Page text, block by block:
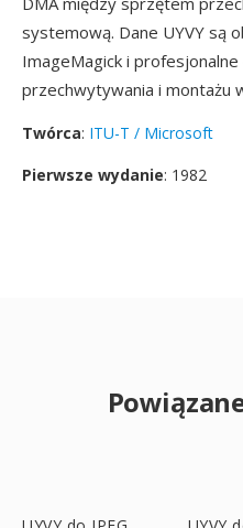
systemową. Dane UYVY są
ImageMagick i
przechwytywania i montażu
Twórca: ITU-T / Microsoft
Pierwsze wydanie: 1982